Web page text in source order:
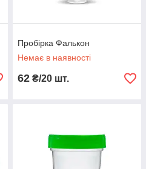
Пробірка Фалькон
Немає в наявності
62 ₴/20 шт.